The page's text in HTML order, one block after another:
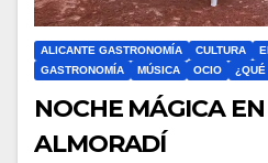
ALICANTE GASTRONOMÍA CULTURA
GASTRONOMÍA
MÚSICA OCIO
NOCHE MÁGICA
ALMORADÍ